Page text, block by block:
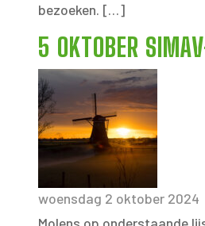
bezoeken. […]
5 OKTOBER
woensdag 2 oktober 2024